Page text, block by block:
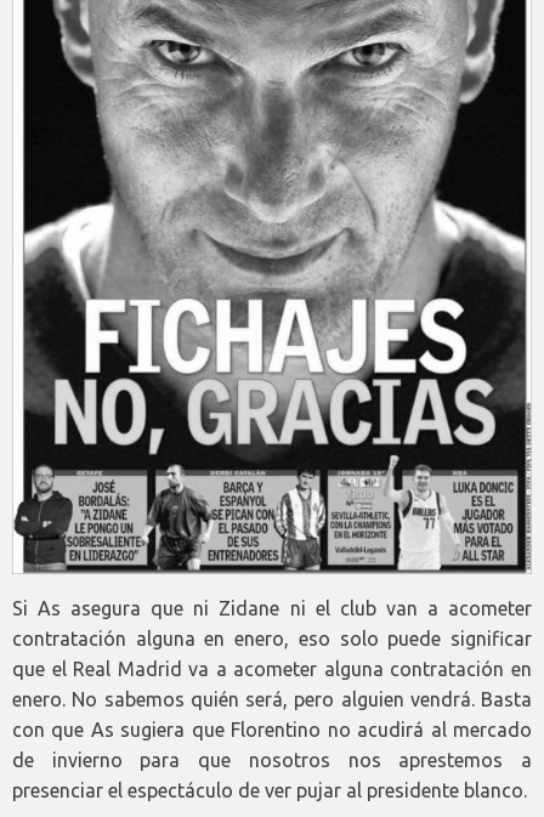
Si As asegura que ni Zidane ni el club van a acometer
contratación alguna en enero, eso solo puede significar
que el Real Madrid va a acometer alguna contratación en
enero. No sabemos quién será, pero alguien vendrá. Basta
con que As sugiera que Florentino no acudirá al mercado
de invierno para que nosotros nos aprestemos a
presenciar el espectáculo de ver pujar al presidente blanco.